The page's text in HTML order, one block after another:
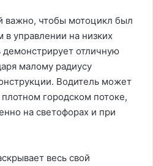
важно, чтобы мотоцикл был
управлении на низких
демонстрирует отличную
малому радиусу
Водитель может
городском потоке,
на светофорах и при
весь свой